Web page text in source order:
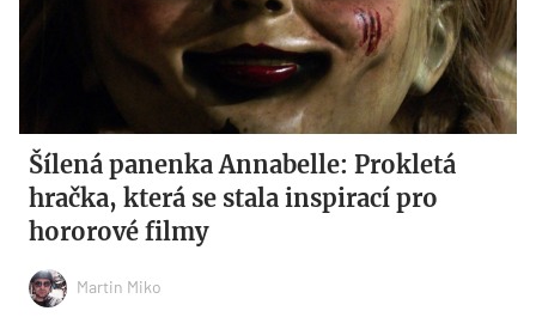
Šílená panenka Annabelle: Prokletá
hračka, která se stala inspirací pro
hororové filmy
Martin Miko